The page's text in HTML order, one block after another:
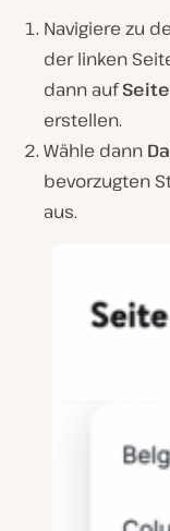
Navigiere zu
der linken
dann auf
erstellen.
Wähle dann
bevorzugten
aus.